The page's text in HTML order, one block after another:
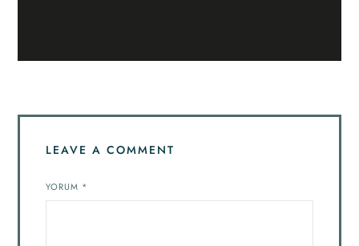
LEAVE A COMMENT
YORUM *